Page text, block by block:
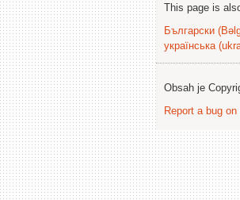
This page is
Български
українська
Obsah je
Report a bug